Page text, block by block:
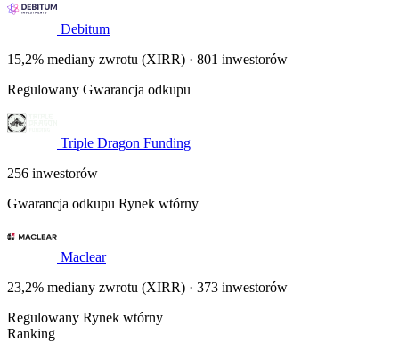
Debitum
15,2% mediany zwrotu (XIRR) · 801 inwestorów
Regulowany Gwarancja odkupu
Triple Dragon Funding
256 inwestorów
Gwarancja odkupu Rynek wtórny
Maclear
23,2% mediany zwrotu (XIRR) · 373 inwestorów
Regulowany Rynek wtórny
Ranking